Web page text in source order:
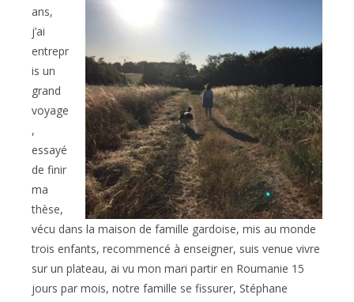
ans,
j’ai
entrepr
is un
grand
voyage
,
essayé
de finir
ma
thèse,
vécu dans la maison de famille gardoise, mis au monde
trois enfants, recommencé à enseigner, suis venue vivre
sur un plateau, ai vu mon mari partir en Roumanie 15
jours par mois, notre famille se fissurer, Stéphane